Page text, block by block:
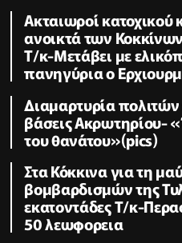
Ακταιωροί κατοχικού
ανοικτά των
Τ/κ-Μετάβει με
πανηγύρια ο
Διαμαρτυρία
βάσεις Ακρωτηρίου-
του θανάτου»(pics)
Στα Κόκκινα για τη
βομβαρδισμών της
εκατοντάδες Τ/κ-
50 λεωφορεια